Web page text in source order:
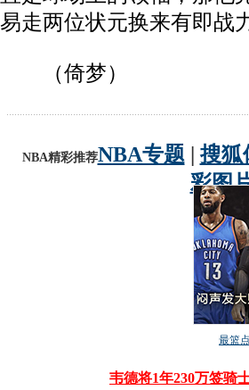
易走两位状元换来有即战
（倚梦）